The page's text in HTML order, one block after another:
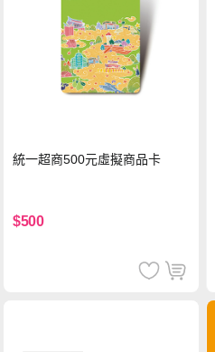
統一超商500元虛擬商品卡
$500